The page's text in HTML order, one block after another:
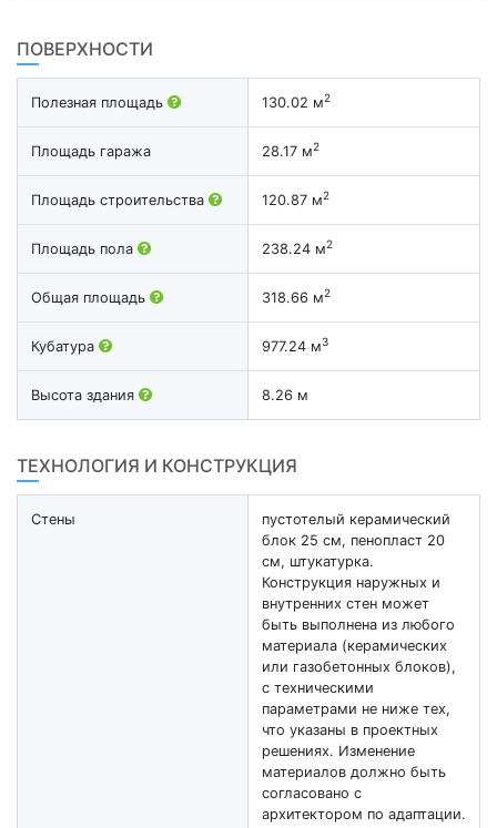
ПОВЕРХНОСТИ
Полезная площадь 130.02 м2
Площадь гаража 28.17 м2
Площадь строительства 120.87 м2
Площадь пола 238.24 м2
Общая площадь 318.66 м2
Кубатура 977.24 м3
Высота здания 8.26 м
ТЕХНОЛОГИЯ И КОНСТРУКЦИЯ
Стены
пустотелый керамический
блок 25 см, пенопласт 20
см, штукатурка.
Конструкция наружных и
внутренних стен может
быть выполнена из любого
материала (керамических
или газобетонных блоков),
с техническими
параметрами не ниже тех,
что указаны в проектных
решениях. Изменение
материалов должно быть
согласовано с
архитектором по адаптации.